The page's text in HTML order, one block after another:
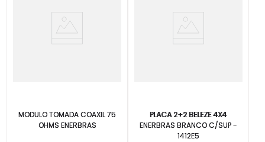
MODULO TOMADA COAXIL 75
OHMS ENERBRAS
PLACA 2+2 BELEZE 4X4
ENERBRAS BRANCO C/SUP -
1412E5